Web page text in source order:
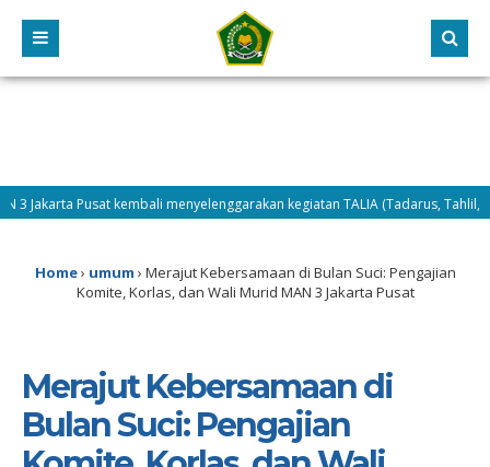
Pusat kembali menyelenggarakan kegiatan TALIA (Tadarus, Tahlil, dan
Home› umum › Merajut Kebersamaan di Bulan Suci: Pengajian
Komite, Korlas, dan Wali Murid MAN 3 Jakarta Pusat
Merajut Kebersamaan di
Bulan Suci: Pengajian